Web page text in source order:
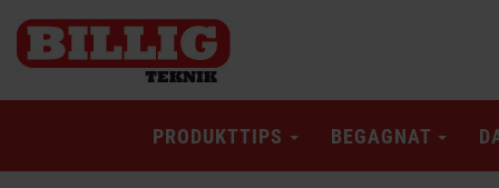
PRODUKTTIPS BEGAGNAT